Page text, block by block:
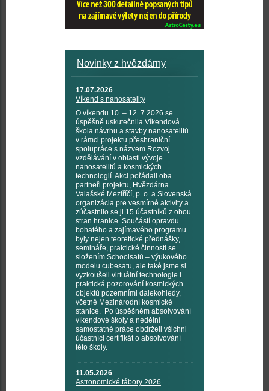
Novinky z hvězdárny
17.07.2026
Víkend s nanosatelity
O víkendu 10. – 12. 7 2026 se
úspěšně uskutečnila Víkendová
škola návrhu a stavby nanosatelitů
v rámci projektu přeshraniční
spolupráce s názvem Rozvoj
vzdělávání v oblasti vývoje
nanosatelitů a kosmických
technologií. Akci pořádali oba
partneři projektu, Hvězdárna
Valašské Meziříčí, p. o. a Slovenská
organizácia pre vesmírné aktivity a
zúčastnilo se ji 15 účastníků z obou
stran hranice. Součástí opravdu
bohatého a zajímavého programu
byly nejen teoretické přednášky,
semináře, praktické činnosti se
složením Schoolsatů – výukového
modelu cubesatu, ale také jsme si
vyzkoušeli virtuální technologie i
praktická pozorování kosmických
objektů pozemními dalekohledy,
včetně Mezinárodní kosmické
stanice. Po úspěšném absolvování
víkendové školy a nedělní
samostatné práce obdrželi všichni
účastníci certifikát o absolvování
této školy.
11.05.2026
Astronomické tábory 2026